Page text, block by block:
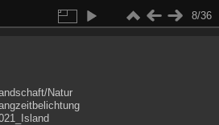
8/36
Natur